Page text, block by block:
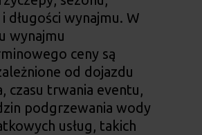
długości wynajmu. W
wynajmu
ceny są
od dojazdu
czasu trwania eventu,
podgrzewania wody
usług, takich